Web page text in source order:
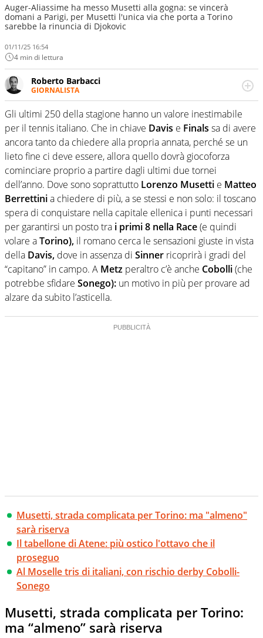
Auger-Aliassime ha messo Musetti alla gogna: se vincerà
domani a Parigi, per Musetti l'unica via che porta a Torino
sarebbe la rinuncia di Djokovic
01/11/25 16:54
4 min di lettura
Roberto Barbacci
GIORNALISTA
Giornalista (pubblicista) sportivo a tutto campo, è il
tuttologo di Virgilio Sport. Provate a chiedergli di boxe, di
scherma, di volley o di curling: ve ne farà innamorare
Gli ultimi 250 della stagione hanno un valore inestimabile
per il tennis italiano. Che in chiave Davis e Finals sa di avere
ancora tanto da chiedere alla propria annata, perché se un
lieto fine ci deve essere, allora quello dovrà giocoforza
cominciare proprio a partire dagli ultimi due tornei
dell’anno. Dove sono soprattutto Lorenzo Musetti e Matteo
Berrettinia chiedere di più, a se stessi e non solo: il toscano
spera di conquistare nella capitale ellenica i punti necessari
per garantirsi un posto tra i primi 8 nella Race(e quindi
volare aTorino), il romano cerca le sensazioni giuste in vista
della Davis, dove in assenza di Sinner ricoprirà i gradi del
“capitano” in campo. A Metz peraltro c’è anche Cobolli(che
potrebbe sfidare Sonego): un motivo in più per provare ad
alzare da subito l’asticella.
Musetti, strada complicata per Torino: ma "almeno"
sarà riserva
Il tabellone di Atene: più ostico l'ottavo che il
proseguo
Al Moselle tris di italiani, con rischio derby Cobolli-
Sonego
Musetti, strada complicata per Torino:
ma “almeno” sarà riserva